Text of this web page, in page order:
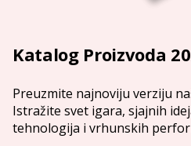
Katalog Proizvoda
Preuzmite najnoviju verziju
Istražite svet igara, sjajnih
tehnologija i vrhunskih